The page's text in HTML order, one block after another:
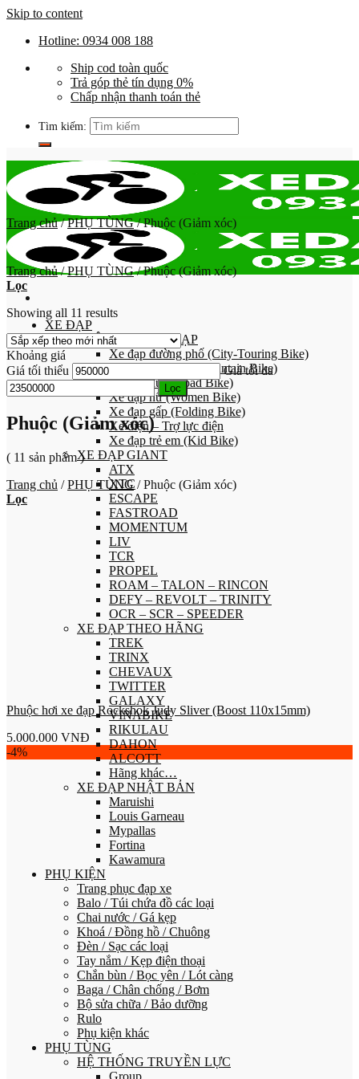
Skip to content
Hotline: 0934 008 188
Ship cod toàn quốc
Trả góp thẻ tín dụng 0%
Chấp nhận thanh toán thẻ
Tìm kiếm:
XE ĐẠP
PHÂN LOẠI XE ĐẠP
Xe đạp đường phố (City-Touring Bike)
Xe đạp địa hình (Mountain Bike)
Xe đạp đua (Road Bike)
Xe đạp nữ (Women Bike)
Xe đạp gấp (Folding Bike)
Xe điện – Trợ lực điện
Xe đạp trẻ em (Kid Bike)
XE ĐẠP GIANT
ATX
XTC
ESCAPE
FASTROAD
MOMENTUM
LIV
TCR
PROPEL
ROAM – TALON – RINCON
DEFY – REVOLT – TRINITY
OCR – SCR – SPEEDER
XE ĐẠP THEO HÃNG
TREK
TRINX
CHEVAUX
TWITTER
GALAXY
VINABIKE
RIKULAU
DAHON
ALCOTT
Hãng khác…
XE ĐẠP NHẬT BẢN
Maruishi
Louis Garneau
Mypallas
Fortina
Kawamura
PHỤ KIỆN
Trang phục đạp xe
Balo / Túi chứa đồ các loại
Chai nước / Gá kẹp
Khoá / Đồng hồ / Chuông
Đèn / Sạc các loại
Tay nắm / Kẹp điện thoại
Chắn bùn / Bọc yên / Lót càng
Baga / Chân chống / Bơm
Bộ sửa chữa / Bảo dưỡng
Rulo
Phụ kiện khác
PHỤ TÙNG
HỆ THỐNG TRUYỀN LỰC
Group
Trang chủ / PHỤ TÙNG /Phuộc (Giảm xóc)
Trang chủ / PHỤ TÙNG /Phuộc (Giảm xóc)
Lọc
Showing all 11 results
Khoảng giá
Giá tối thiểu
Giá tối đa
Lọc
Phuộc (Giảm xóc)
( 11 sản phẩm )
Trang chủ / PHỤ TÙNG /Phuộc (Giảm xóc)
Lọc
Phuộc hơi xe đạp Rockshok Judy Sliver (Boost 110x15mm)
5.000.000 VNĐ
-4%